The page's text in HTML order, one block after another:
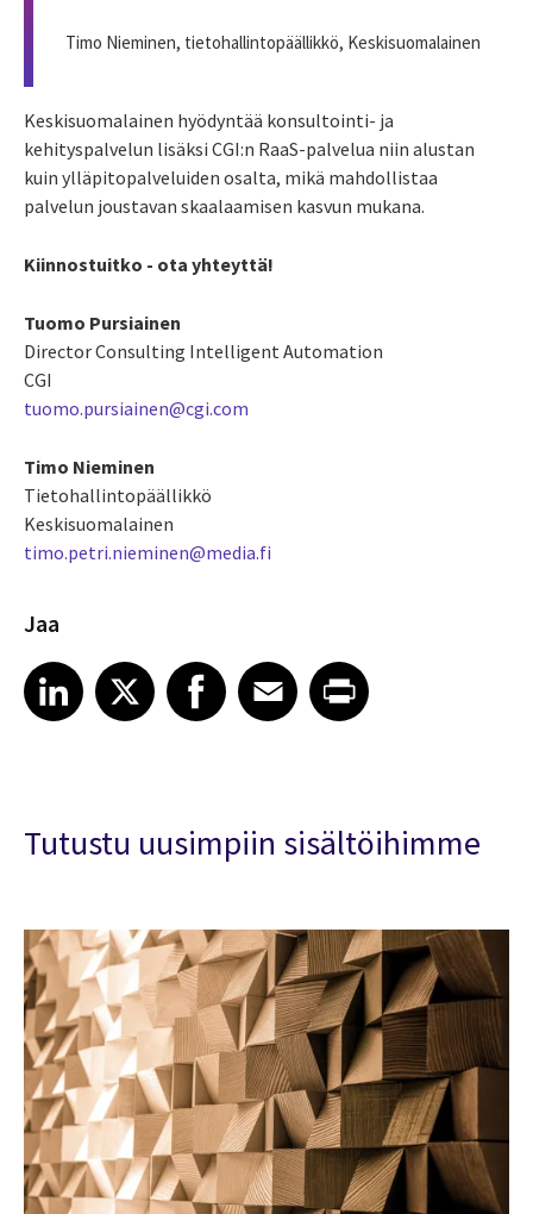
Timo Nieminen, tietohallintopäällikkö, Keskisuomalainen
Keskisuomalainen hyödyntää konsultointi- ja
kehityspalvelun lisäksi CGI:n RaaS-palvelua niin alustan
kuin ylläpitopalveluiden osalta, mikä mahdollistaa
palvelun joustavan skaalaamisen kasvun mukana.
Kiinnostuitko - ota yhteyttä!
Tuomo Pursiainen
Director Consulting Intelligent Automation
CGI
tuomo.pursiainen@cgi.com
Timo Nieminen
Tietohallintopäällikkö
Keskisuomalainen
timo.petri.nieminen@media.fi
Jaa
Share article on LinkedIn
LinkedIn
Share article on XShare article on Facebook
Facebook
Share article on Email
EmailShare article on Print
Tutustu uusimpiin sisältöihimme